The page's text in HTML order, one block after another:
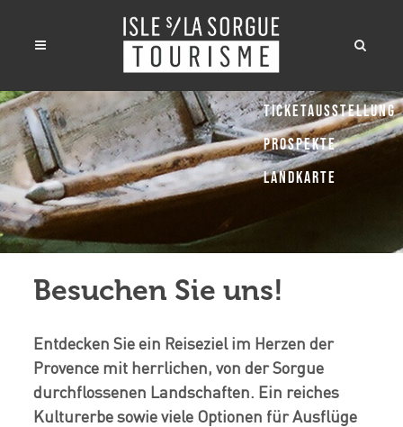
Besuchen Sie uns!
Entdecken Sie ein Reiseziel im Herzen der
Provence mit herrlichen, von der Sorgue
durchflossenen Landschaften. Ein reiches
Kulturerbe sowie viele Optionen für Ausflüge
Ticketausstellung
Prospekte
Landkarte